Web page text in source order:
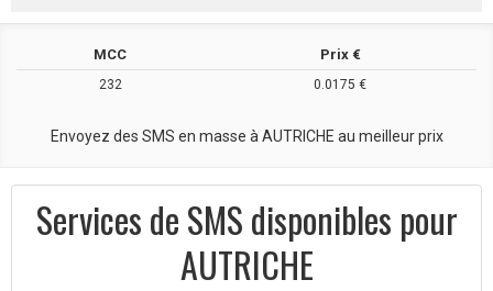
MCC Prix €
232 0.0175 €
Envoyez des SMS en masse à AUTRICHE au meilleur prix
Services de SMS disponibles pour
AUTRICHE